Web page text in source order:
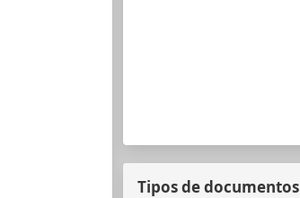
Tipos de documentos